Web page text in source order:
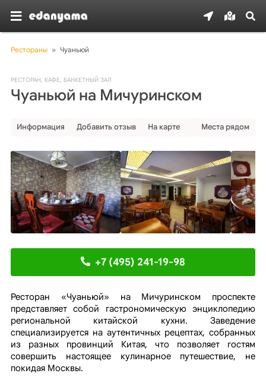
Рестораны » Чуаньюй
РЕСТОРАН, КАФЕ, БАНКЕТНЫЙ ЗАЛ
Чуаньюй на Мичуринском
Информация Добавить отзыв На карте Места рядом
+7 (495) 241-19-98
Ресторан «Чуаньюй» на Мичуринском проспекте
представляет собой гастрономическую энциклопедию
региональной китайской кухни. Заведение
специализируется на аутентичных рецептах, собранных
из разных провинций Китая, что позволяет гостям
совершить настоящее кулинарное путешествие, не
покидая Москвы.